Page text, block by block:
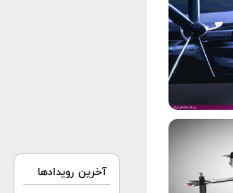
آخرین رویدادها